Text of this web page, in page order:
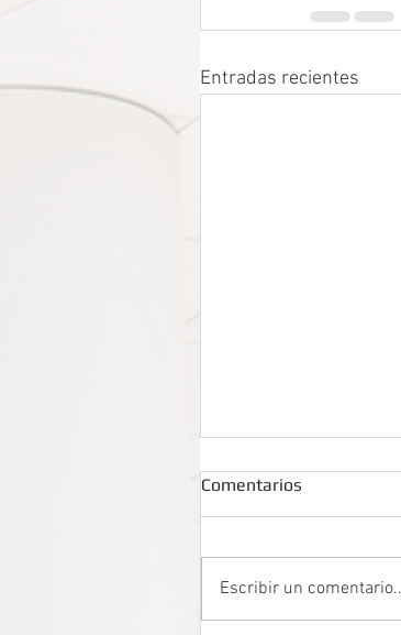
Entradas recientes
Comentarios
Escribir un